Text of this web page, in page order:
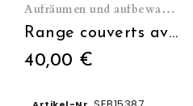
Aufräumen und aufbewahren
Range couverts avec 4 pots verre
40,00 €